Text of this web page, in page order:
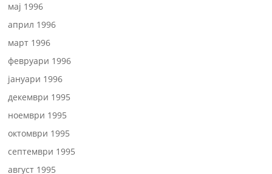
мај 1996
април 1996
март 1996
февруари 1996
јануари 1996
декември 1995
ноември 1995
октомври 1995
септември 1995
август 1995